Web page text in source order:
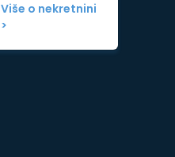
Više o nekretnini
>